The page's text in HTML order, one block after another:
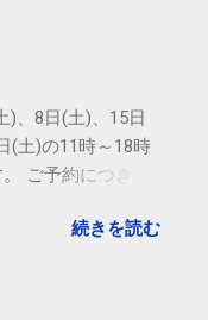
)、8日(土)、15日
(土)の11時～18時
ご予約につきま
いことがあります
合わせは
続きを読む